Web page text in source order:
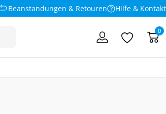
Beanstandungen & Retouren Hilfe & Kontakt
0